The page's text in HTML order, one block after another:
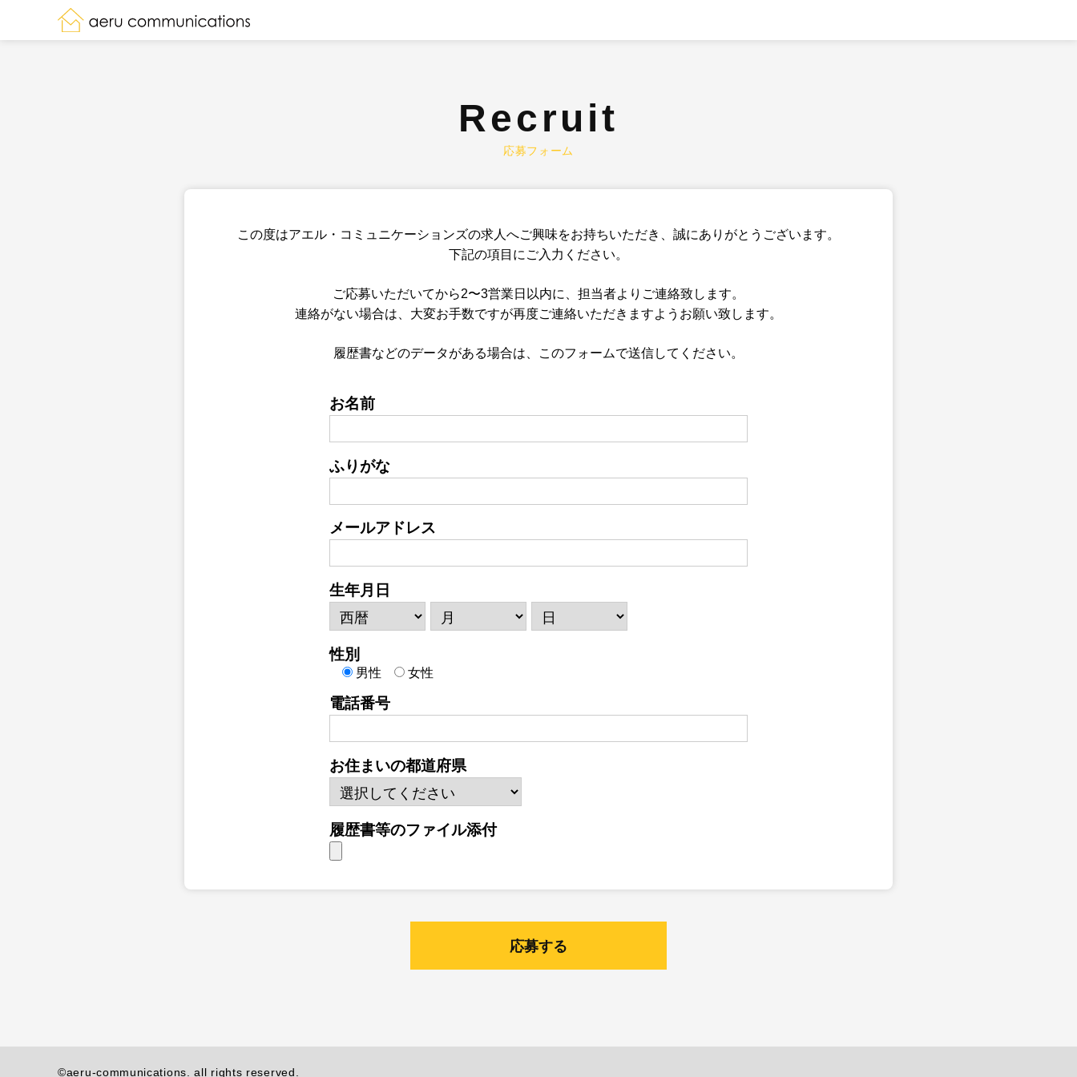
Recruit
応募フォーム
この度はアエル・コミュニケーションズの求人へご興味をお持ちいただき、誠にありがとうございます。
下記の項目にご入力ください。
ご応募いただいてから2〜3営業日以内に、担当者よりご連絡致します。
連絡がない場合は、大変お手数ですが再度ご連絡いただきますようお願い致します。
履歴書などのデータがある場合は、このフォームで送信してください。
お名前
ふりがな
メールアドレス
生年月日
性別
男性 女性
電話番号
お住まいの都道府県
履歴書等のファイル添付
©aeru-communications. all rights reserved.